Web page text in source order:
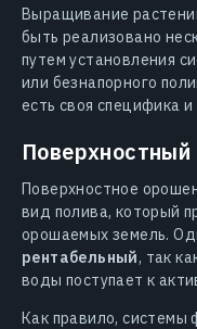
Выращивание
быть реализовано
путем установления
или безнапорного
есть своя специфика
Поверхностный
Поверхностное
вид полива, который
орошаемых земель.
рентабельный, так
воды поступает к
Как правило, системы